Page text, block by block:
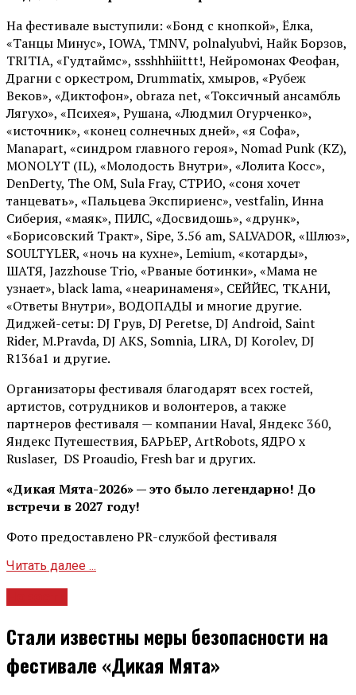
На фестивале выступили: «Бонд с кнопкой», Ёлка,
«Танцы Минус», IOWA, TMNV, polnalyubvi, Найк Борзов,
TRITIA, «Гудтаймс», ssshhhiiittt!, Нейромонах Феофан,
Драгни с оркестром, Drummatix, хмыров, «Рубеж
Веков», «Диктофон», obraza net, «Токсичный ансамбль
Лягухо», «Психея», Рушана, «Людмил Огурченко»,
«источник», «конец солнечных дней», «я Софа»,
Manapart, «синдром главного героя», Nomad Punk (KZ),
MONOLYT (IL), «Молодость Внутри», «Лолита Косс»,
DenDerty, The OM, Sula Fray, СТРИО, «соня хочет
танцевать», «Пальцева Экспириенс», vestfalin, Инна
Сиберия, «маяк», ПИЛС, «Досвидошь», «друнк»,
«Борисовский Тракт», Sipe, 3.56 am, SALVADOR, «Шлюз»,
SOULTYLER, «ночь на кухне», Lemium, «котарды»,
ШАТЯ, Jazzhouse Trio, «Рваные ботинки», «Мама не
узнает», black lama, «неаринаменя», СЕЙЙЕС, ТКАНИ,
«Ответы Внутри», ВОДОПАДЫ и многие другие.
Диджей-сеты: DJ Грув, DJ Peretse, DJ Android, Saint
Rider, М.Pravda, DJ AKS, Somnia, LIRA, DJ Korolev, DJ
R136a1 и другие.
Организаторы фестиваля благодарят всех гостей,
артистов, сотрудников и волонтеров, а также
партнеров фестиваля — компании Haval, Яндекс 360,
Яндекс Путешествия, БАРЬЕР, ArtRobots, ЯДРО х
Ruslaser, DS Proaudio, Fresh bar и других.
«Дикая Мята-2026» — это было легендарно! До
встречи в 2027 году!
Фото предоставлено PR-службой фестиваля
Читать далее ...
Стали известны меры безопасности на
фестивале «Дикая Мята»